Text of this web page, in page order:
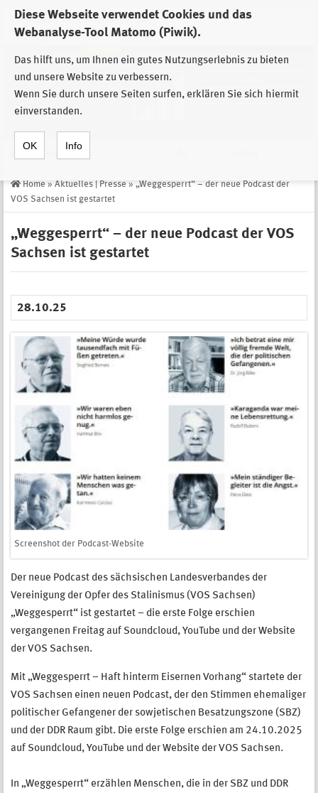
Diese Webseite verwendet Cookies und das
Webanalyse-Tool Matomo (Piwik).
Das hilft uns, um Ihnen ein gutes Nutzungserlebnis zu bieten
und unsere Website zu verbessern.
Wenn Sie durch unsere Seiten surfen, erklären Sie sich hiermit
einverstanden.
OK Info
Zur Auswahl der Einrichtungen der
Stiftung Sächsische Gedenkstätten
Home » Aktuelles | Presse » „Weggesperrt“ – der neue Podcast der
VOS Sachsen ist gestartet
„Weggesperrt“ – der neue Podcast der VOS
Sachsen ist gestartet
28.10.25
Screenshot der Podcast-Website
Der neue Podcast des sächsischen Landesverbandes der
Vereinigung der Opfer des Stalinismus (VOS Sachsen)
„Weggesperrt“ ist gestartet – die erste Folge erschien
vergangenen Freitag auf Soundcloud, YouTube und der Website
der VOS Sachsen.
Mit „Weggesperrt – Haft hinterm Eisernen Vorhang“ startete der
VOS Sachsen einen neuen Podcast, der den Stimmen ehemaliger
politischer Gefangener der sowjetischen Besatzungszone (SBZ)
und der DDR Raum gibt. Die erste Folge erschien am 24.10.2025
auf Soundcloud, YouTube und der Website der VOS Sachsen.
In „Weggesperrt“ erzählen Menschen, die in der SBZ und DDR